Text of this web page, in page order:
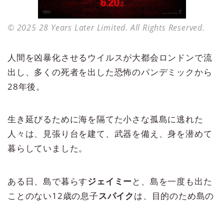
© 2025 28 Years Later Limited. All Rights Reserved.
人間を凶暴化させるウイルスが大都会ロンドンで流
出し、多くの死者を出した恐怖のパンデミックから
28年後。
生き延びるために海を隔てた小さな孤島に逃れた
人々は、見張り台を建て、武器を備え、身を潜めて
暮らしていました。
ある日、島で暮らすジェイミーと、島を一度も出た
ことのない12歳の息子スパイクは、目的のため島の